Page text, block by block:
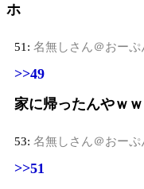
ホ
51: 名無しさん＠おーぷ
>>49
家に帰ったんやｗ
53: 名無しさん＠おーぷ
>>51